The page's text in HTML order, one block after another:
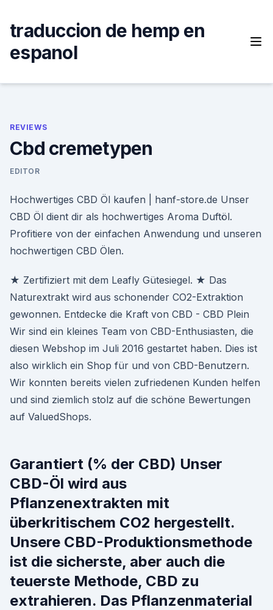
content
traduccion de hemp en
espanol
REVIEWS
Cbd cremetypen
EDITOR
Hochwertiges CBD Öl kaufen | hanf-store.de Unser
CBD Öl dient dir als hochwertiges Aroma Duftöl.
Profitiere von der einfachen Anwendung und unseren
hochwertigen CBD Ölen.
★ Zertifiziert mit dem Leafly Gütesiegel. ★ Das
Naturextrakt wird aus schonender CO2-Extraktion
gewonnen. Entdecke die Kraft von CBD - CBD Plein
Wir sind ein kleines Team von CBD-Enthusiasten, die
diesen Webshop im Juli 2016 gestartet haben. Dies ist
also wirklich ein Shop für und von CBD-Benutzern.
Wir konnten bereits vielen zufriedenen Kunden helfen
und sind ziemlich stolz auf die schöne Bewertungen
auf ValuedShops.
Garantiert (% der CBD) Unser
CBD-Öl wird aus
Pflanzenextrakten mit
überkritischem CO2 hergestellt.
Unsere CBD-Produktionsmethode
ist die sicherste, aber auch die
teuerste Methode, CBD zu
extrahieren. Das Pflanzenmaterial